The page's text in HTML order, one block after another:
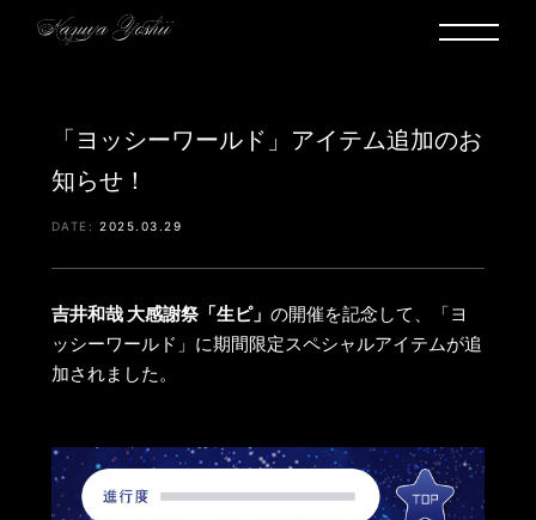
「ヨッシーワールド」アイテム追加のお
知らせ！
2025.03.29
吉井和哉 大感謝祭「生ピ」 の開催を記念して、「ヨ
ッシーワールド」に期間限定スペシャルアイテムが追
加されました。